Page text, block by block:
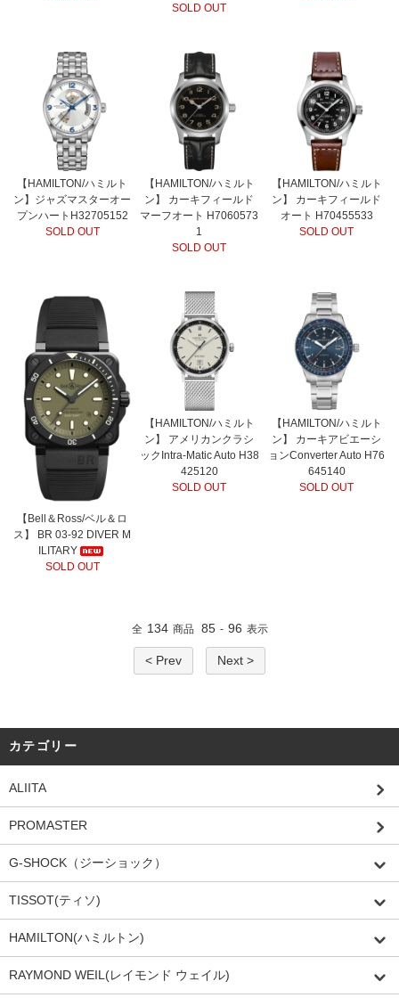
SOLD OUT
【HAMILTON/ハミルト
ン】ジャズマスターオー
プンハートH32705152
SOLD OUT
【HAMILTON/ハミルト
ン】 カーキフィールド
マーフオート H7060573
1
SOLD OUT
【HAMILTON/ハミルト
ン】 カーキフィールド
オート H70455533
SOLD OUT
【Bell＆Ross/ベル＆ロ
ス】 BR 03-92 DIVER M
ILITARY
SOLD OUT
【HAMILTON/ハミルト
ン】 アメリカンクラシ
ックIntra-Matic Auto H38
425120
SOLD OUT
【HAMILTON/ハミルト
ン】 カーキアビエーシ
ョンConverter Auto H76
645140
SOLD OUT
全 134 商品 85 - 96 表示
< Prev Next >
カテゴリー
ALIITA
PROMASTER
G-SHOCK（ジーショック）
TISSOT(ティソ)
HAMILTON(ハミルトン)
RAYMOND WEIL(レイモンド ウェイル)